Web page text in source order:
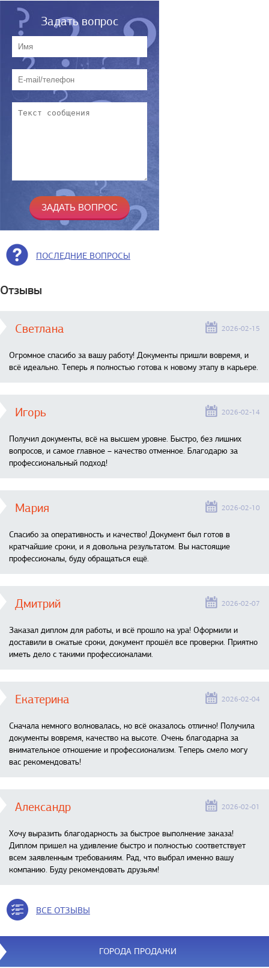
Задать вопрос
ПОСЛЕДНИЕ ВОПРОСЫ
Отзывы
Светлана 2026-02-15
Огромное спасибо за вашу работу! Документы пришли вовремя, и
всё идеально. Теперь я полностью готова к новому этапу в карьере.
Игорь 2026-02-14
Получил документы, всё на высшем уровне. Быстро, без лишних
вопросов, и самое главное – качество отменное. Благодарю за
профессиональный подход!
Мария 2026-02-10
Спасибо за оперативность и качество! Документ был готов в
кратчайшие сроки, и я довольна результатом. Вы настоящие
профессионалы, буду обращаться ещё.
Дмитрий 2026-02-07
Заказал диплом для работы, и всё прошло на ура! Оформили и
доставили в сжатые сроки, документ прошёл все проверки. Приятно
иметь дело с такими профессионалами.
Екатерина 2026-02-04
Сначала немного волновалась, но всё оказалось отлично! Получила
документы вовремя, качество на высоте. Очень благодарна за
внимательное отношение и профессионализм. Теперь смело могу
вас рекомендовать!
Александр 2026-02-01
Хочу выразить благодарность за быстрое выполнение заказа!
Диплом пришел на удивление быстро и полностью соответствует
всем заявленным требованиям. Рад, что выбрал именно вашу
компанию. Буду рекомендовать друзьям!
ВСЕ ОТЗЫВЫ
ГОРОДА ПРОДАЖИ